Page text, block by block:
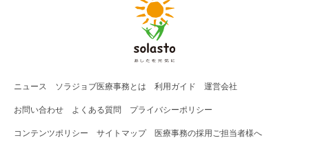
ニュース ソラジョブ医療事務 とは 利用ガイド 運営会社
お問い合わせ よくある質問 プライバシーポリシー
コンテンツポリシー サイトマップ 医療事務の採用ご担当者様へ